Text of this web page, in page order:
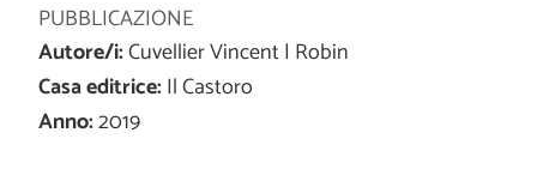
PUBBLICAZIONE
Autore/i:Cuvellier Vincent | Robin
Casa editrice:Il Castoro
Anno:2019